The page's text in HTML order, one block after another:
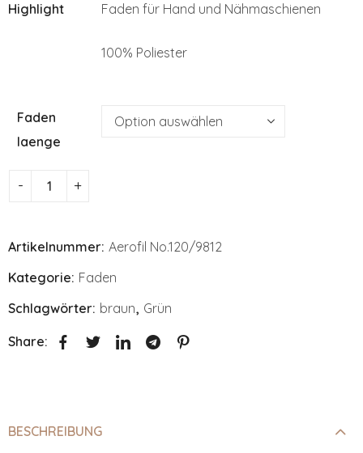
Highlight Faden für Hand und Nähmaschienen
100% Poliester
Faden
laenge
Artikelnummer: Aerofil No.120/9812
Kategorie: Faden
Schlagwörter: braun, Grün
Share:
BESCHREIBUNG